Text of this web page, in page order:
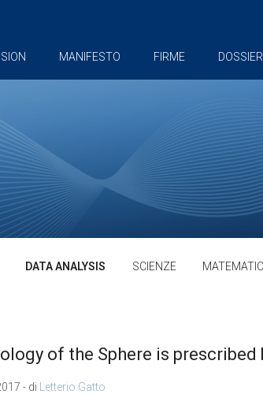
MANIFESTO FIRME
DATA ANALYSIS SCIENZE
of the Sphere is
- di Letterio Gatto